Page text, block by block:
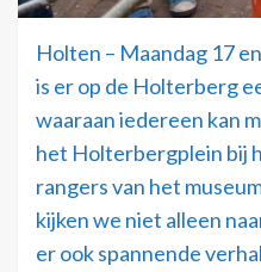
Holten – Maandag 17
is er op de Holterberg
waaraan iedereen kan
het Holterbergplein bij
rangers van het
kijken we niet alleen
er ook spannende